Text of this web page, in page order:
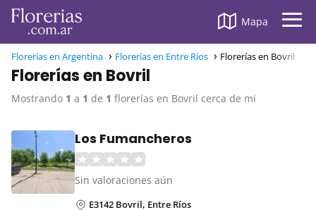
Mapa
Florerías en Argentina Florerías en Entre Ríos Florerías en Bovril
Florerías en Bovril
Mostrando 1 a 1 de 1 florerías en Bovril cerca de mi
Los Fumancheros
Sin valoraciones aún
E3142 Bovril, Entre Ríos